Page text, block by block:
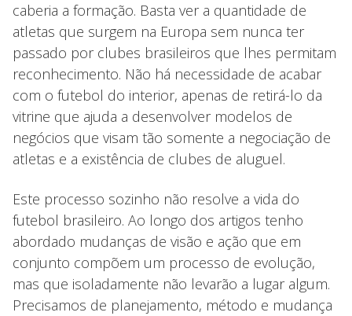
caberia a formação. Basta ver a quantidade de
atletas que surgem na Europa sem nunca ter
passado por clubes brasileiros que lhes permitam
reconhecimento. Não há necessidade de acabar
com o futebol do interior, apenas de retirá-lo da
vitrine que ajuda a desenvolver modelos de
negócios que visam tão somente a negociação de
atletas e a existência de clubes de aluguel.
Este processo sozinho não resolve a vida do
futebol brasileiro. Ao longo dos artigos tenho
abordado mudanças de visão e ação que em
conjunto compõem um processo de evolução,
mas que isoladamente não levarão a lugar algum.
Precisamos de planejamento, método e mudança